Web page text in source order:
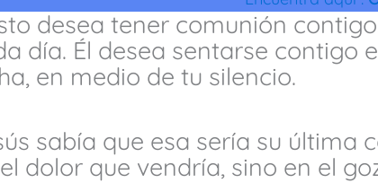
desea tener comunión
día. Él desea sentarse contigo
en medio de tu silencio.
sabía que esa sería su última
dolor que vendría, sino en el